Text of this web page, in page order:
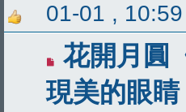
01-01 , 10:59
花開月圓
現美的眼睛